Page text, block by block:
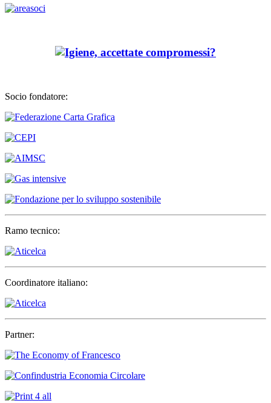
Socio fondatore:
Ramo tecnico:
Coordinatore italiano:
Partner: